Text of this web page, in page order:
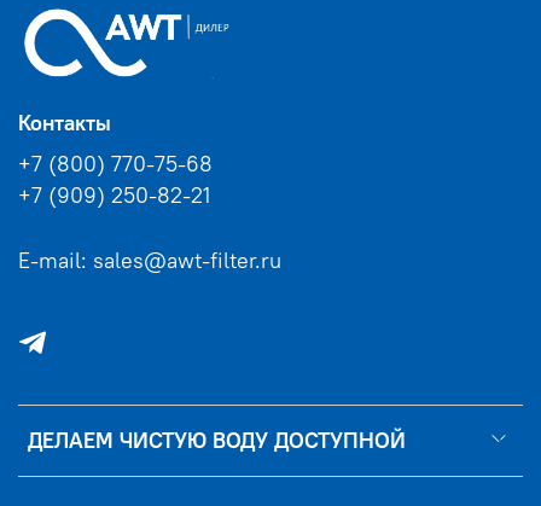
ДЕЛАЕМ ЧИСТУЮ ВОДУ ДОСТУПНОЙ
Контакты
+7 (800) 770-75-68
+7 (909) 250-82-21
E-mail: sales@awt-filter.ru